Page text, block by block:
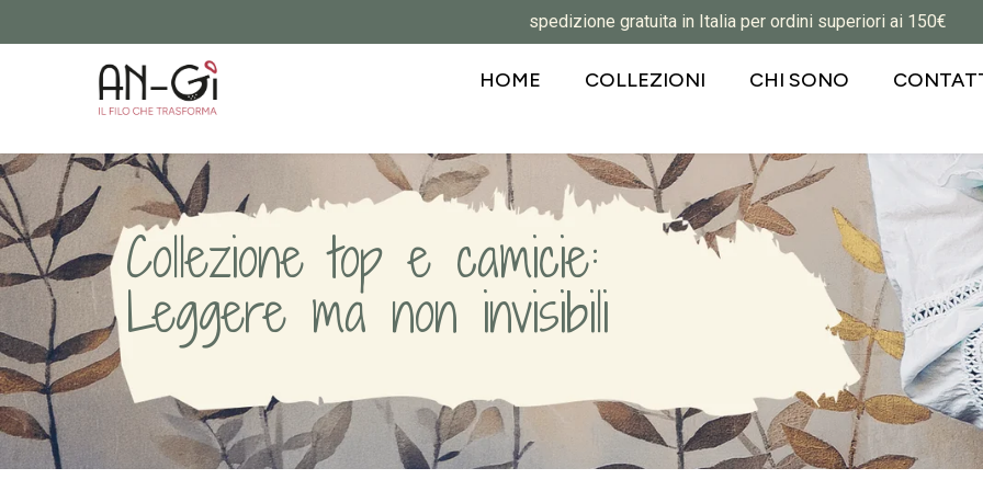
spedizione gratuita in Italia per ordini superiori ai 150€
HOME COLLEZIONI CHI SONO
Collezione top e camicie:
Leggere ma non invisibili